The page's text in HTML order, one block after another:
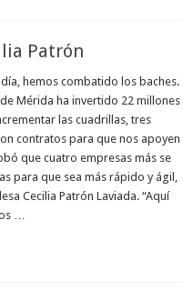
Patrón
hemos combatido los baches.
Mérida ha invertido 22 millones
las cuadrillas, tres
contratos para que nos apoyen
que cuatro empresas más se
para que sea más rápido y ágil,
Cecilia Patrón Laviada. “Aquí
…